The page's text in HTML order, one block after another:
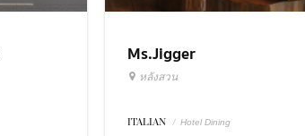
Ms.Jigger
หลังสวน
ITALIAN / Hotel Dining